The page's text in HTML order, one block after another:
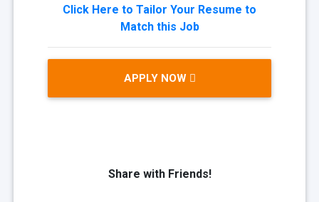
Click Here to Tailor Your Resume to
Match this Job
APPLY NOW
Share with Friends!